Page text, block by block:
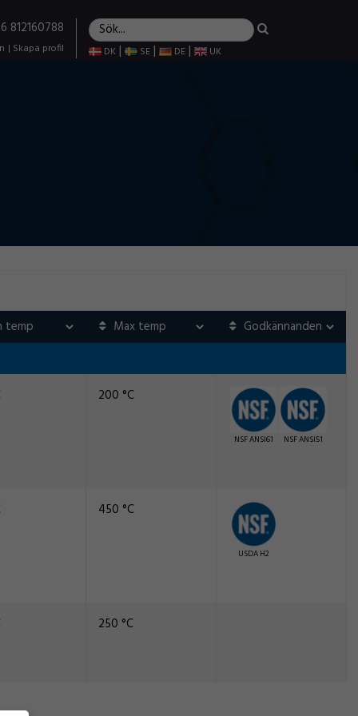
812160788
| Skapa profil DK | SE | DE | UK
200 °C
NSF ANSI61 NSF ANSI51
450 °C
USDA H2
250 °C